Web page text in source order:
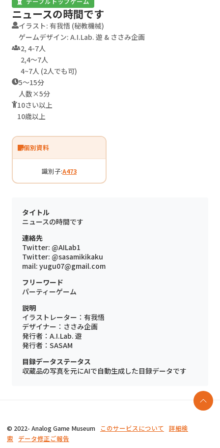
ニュースの時間です
イラスト: 有我悟 (秘教機械)
ゲームデザイン: A.I.Lab. 遊 & ささみ企画
2, 4-7人
2,4〜7人
4~7人 (2人でも可)
5〜15分
人数×5分
10さい以上
10歳以上
個別資料
識別子:A473
タイトル
ニュースの時間です
連絡先
Twitter: @AILab1
Twitter: @sasamikikaku
mail: yugu07@gmail.com
フリーワード
パーティーゲーム
説明
イラストレーター：有我悟
デザイナー：ささみ企画
発行者：A.I.Lab. 遊
発行者：SASAM
目録データステータス
収蔵品の写真を元にAIで自動生成した目録データです
© 2022- Analog Game Museum このサービスについて 詳細検
索
データ修正ご報告